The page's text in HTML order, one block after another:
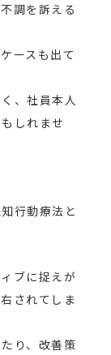
調を訴える
ースも出て
、社員本人
しれませ
行動療法と
ブに捉えが
されてしま
り、改善策